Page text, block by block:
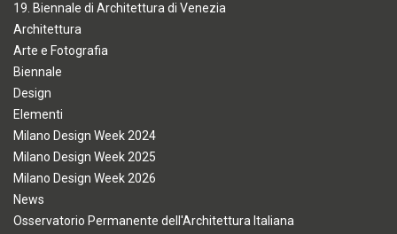
19. Biennale di Architettura di Venezia
Architettura
Arte e Fotografia
Biennale
Design
Elementi
Milano Design Week 2024
Milano Design Week 2025
Milano Design Week 2026
News
Osservatorio Permanente dell'Architettura Italiana